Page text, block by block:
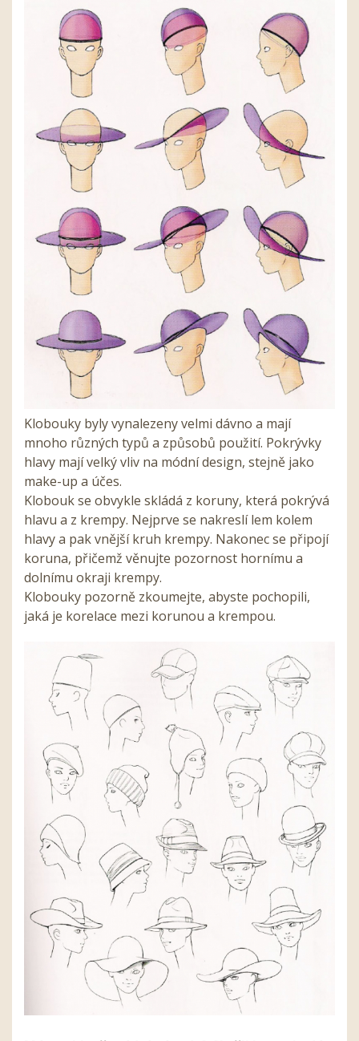
Klobouky byly vynalezeny velmi dávno a mají
mnoho různých typů a způsobů použití. Pokrývky
hlavy mají velký vliv na módní design, stejně jako
make-up a účes.
Klobouk se obvykle skládá z koruny, která pokrývá
hlavu a z krempy. Nejprve se nakreslí lem kolem
hlavy a pak vnější kruh krempy. Nakonec se připojí
koruna, přičemž věnujte pozornost hornímu a
dolnímu okraji krempy.
Klobouky pozorně zkoumejte, abyste pochopili,
jaká je korelace mezi korunou a krempou.